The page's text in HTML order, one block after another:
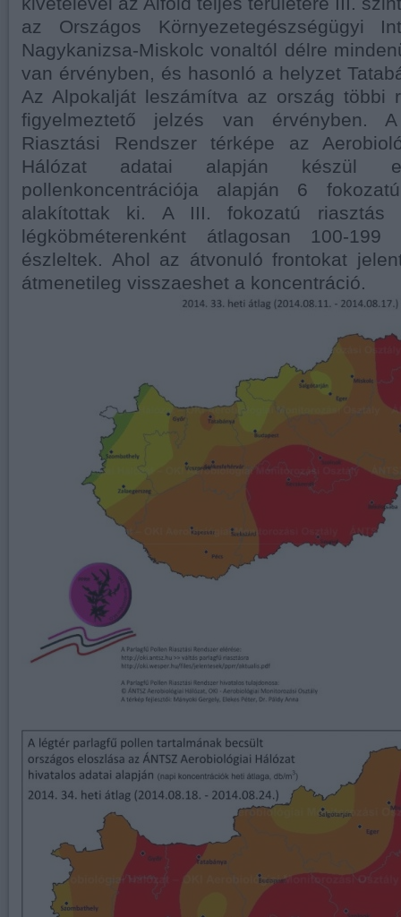
az Országos Környezetegészségügyi
Nagykanizsa-Miskolc vonaltól délre
van érvényben, és hasonló a helyzet
Az Alpokalját leszámítva az ország többi
figyelmeztető jelzés van érvényben.
Riasztási Rendszer térképe az
Hálózat adatai alapján készül
pollenkoncentrációja alapján 6
alakítottak ki. A III. fokozatú riasztás
légköbméterenként átlagosan 100-
észleltek. Ahol az átvonuló frontokat
átmenetileg visszaeshet a koncentráció.